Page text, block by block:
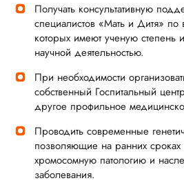
Получать консультативную
специалистов «Мать и Дитя»
которых имеют ученую степень
научной деятельностью.
При необходимости
собственный Госпитальный
другое профильное
Проводить современные
позволяющие на ранних сроках
хромосомную патологию и
заболевания.